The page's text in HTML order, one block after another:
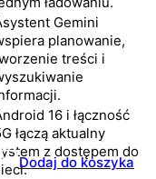
Gemini
planowanie,
treści i
16 i łączność
łączą aktualny
z dostępem do
Dodaj do koszyka